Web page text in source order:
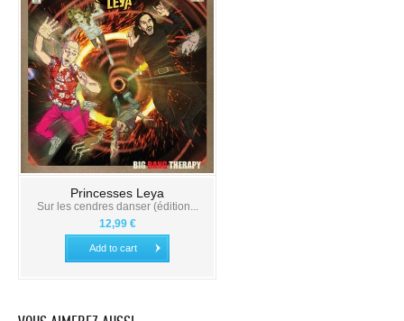
Princesses Leya
Sur les cendres danser (édition...
12,99 €
Add to cart